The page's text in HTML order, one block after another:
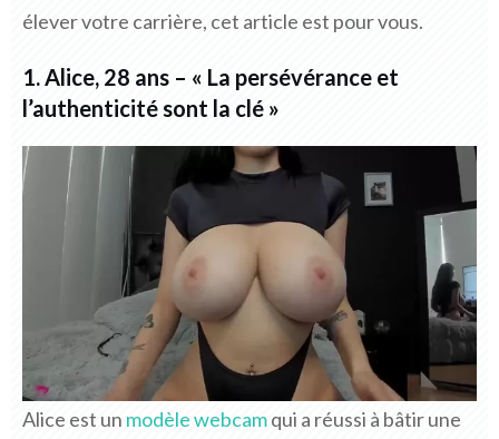
élever votre carrière, cet article est pour vous.
1. Alice, 28 ans – « La persévérance et
l’authenticité sont la clé »
Alice est un modèle webcamqui a réussi à bâtir une